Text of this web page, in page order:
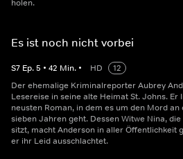
holen.
Es ist noch nicht vorbei
S7 Ep.5 • 42 Min. • HD
12
Der ehemalige Kriminalreporter Aubrey
Lesereise in seine alte Heimat St. Johns. Er
neusten Roman, in dem es um den Mord
sieben Jahren geht. Dessen Witwe Nina,
sitzt, macht Anderson in aller Öffentlichkeit
er ihr Leid ausschlachtet.